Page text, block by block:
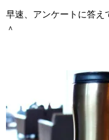
早速、アンケートに答え
＾